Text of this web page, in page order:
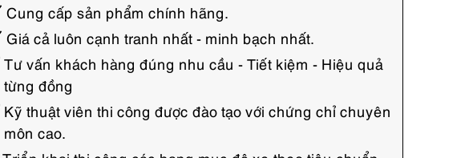
e
n
o
n
A
o
Cung cấp sản phẩm chính hãng.
Giá cả luôn cạnh tranh nhất - minh bạch nhất.
Tư vấn khách hàng đúng nhu cầu - Tiết kiệm - Hiệu quả
từng đồng
Kỹ thuật viên thi công được đào tạo với chứng chỉ chuyên
môn cao.